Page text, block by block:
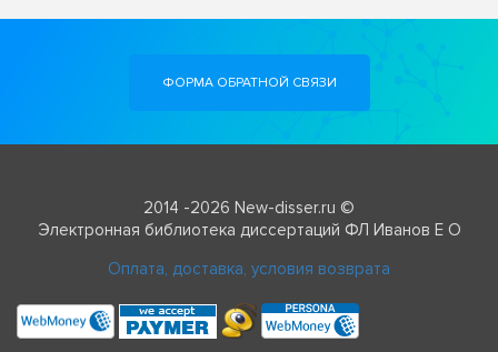
ФОРМА ОБРАТНОЙ СВЯЗИ
2014 -2026 New-disser.ru ©
Электронная библиотека диссертаций ФЛ Иванов Е О
Оплата, доставка, условия возврата